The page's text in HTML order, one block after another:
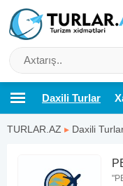
Daxili Turlar
TURLAR.AZ ▸ Daxili